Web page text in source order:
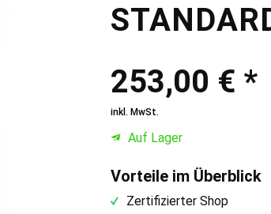
253,00 € *
inkl. MwSt.
Auf Lager
Vorteile im Überblick
Zertifizierter Shop